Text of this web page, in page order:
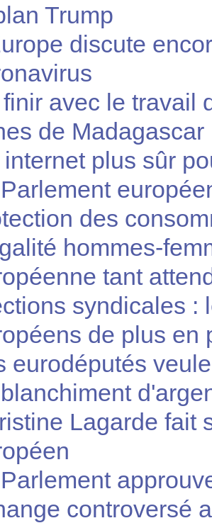
Trump
discute
avec le travail
de Madagascar
internet plus sûr
des
hommes-
tant
syndicales :
de plus en
eurodéputés
Lagarde fait
controversé